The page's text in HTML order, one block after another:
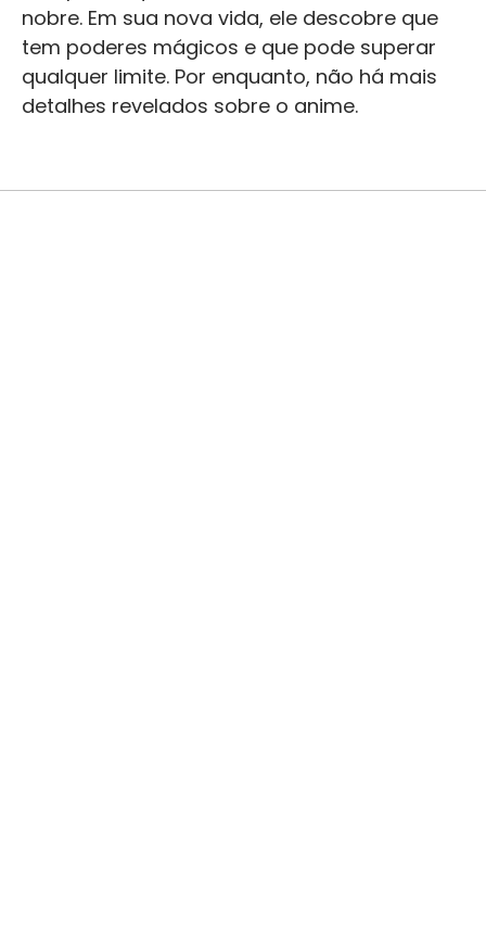
nobre. Em sua nova vida, ele descobre que
tem poderes mágicos e que pode superar
qualquer limite. Por enquanto, não há mais
detalhes revelados sobre o anime.